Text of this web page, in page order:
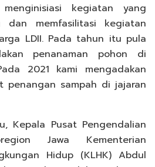
kegiatan yang
dan memfasilitasi kegiatan
LDII. Pada tahun itu pula
penanaman pohon di
2021 kami mengadakan
penangan sampah di jajaran
Kepala Pusat Pengendalian
Jawa Kementerian
Hidup (KLHK) Abdul